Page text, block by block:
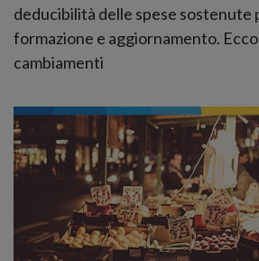
deducibilità delle spese sostenute
formazione e aggiornamento.
cambiamenti